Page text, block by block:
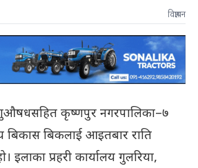
विज्ञापन
कृष्णपुर नगरपालिका–७
बिकास बिकलाई आइतबार राति
इलाका प्रहरी कार्यालय गुलरिया,